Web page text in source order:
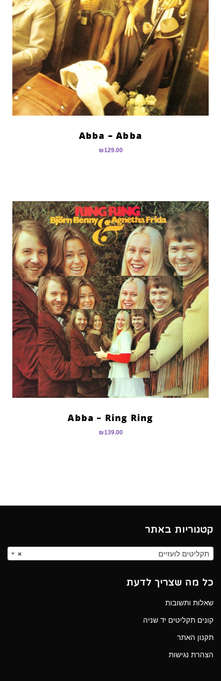
Abba – Abba
₪129.00
Abba – Ring Ring
₪139.00
קטגוריות באתר
× תקליטים לועזיים
כל מה שצריך לדעת
שאלות ותשובות
קונים תקליטים יד שניה
תקנון האתר
הצהרת נגישות